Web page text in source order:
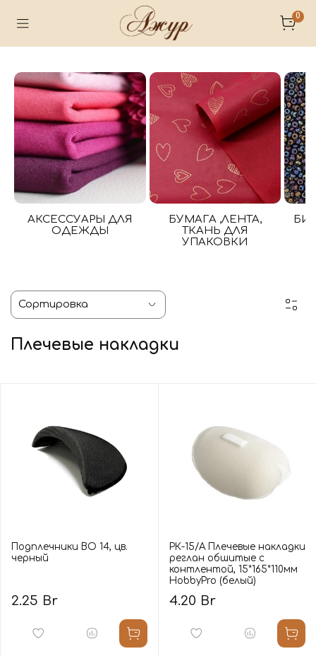
0
АКСЕССУАРЫ ДЛЯ
ОДЕЖДЫ
БУМАГА ,ЛЕНТА,
ТКАНЬ ДЛЯ
УПАКОВКИ
Плечевые накладки
Подплечники BO 14, цв.
черный
2.25 Br
РК-15/А Плечевые накладки
реглан обшитые с
контлентой, 15*165*110мм
HobbyPro (белый)
4.20 Br